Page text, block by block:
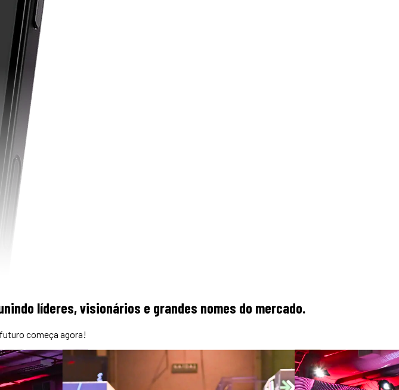
líderes, visionários e grandes nomes do mercado.
começa agora!